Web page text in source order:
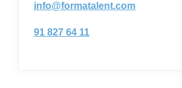
info@formatalent.com
91 827 64 11